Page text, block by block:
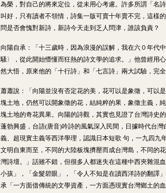
為榮，對自己的將來定位，從未用心考慮。許多所謂「名
叫好，只有讀者不領情，詩集一版可賣十年賣不完，這樣
問是否會愧對新詩，新詩今天走到乏人問津，誰該負責？
向陽自承：「十三歲時，因為浪漫的誤解，我在六０年代
騷〉，從此開始懵懂而狂熱的詩文學的追求。」他曾經用
然大悟，原來他的「十行詩」和「七言詩」兩大試驗，完全
蕭蕭說：「向陽並沒有否定花的美，花可以是象徵，可以
塊土地，仍然可以開象徵的花，結純粹的果，象徵主義，
塊土地的奇花異果。向陽的詩觀，其實也見證了台灣詩史
蓬勃興盛，台語(唐音)吟詩的風氣深入民間，日據時代台
義、超現實主義等西洋學理，認識日本短歌 句，一九四九
文明自東而至，不同的大陸板塊擠壓而成台灣島，不同的
灣詩壇。」話雖不錯，但很多人都迷失在這種中西夾雜混
小孩」，「金髮碧眼」，「令人不知是在讀西洋詩的翻譯
承「一方面借傳統的文學資產，一方面憑現實台灣鄉土的